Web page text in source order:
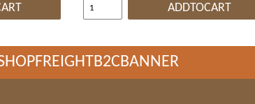
ADDTOCART